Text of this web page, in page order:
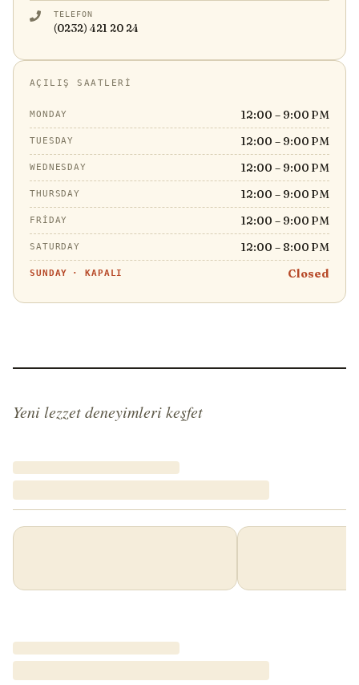
TELEFON
(0232) 421 20 24
AÇILIŞ SAATLERI
MONDAY 12:00 – 9:00 PM
TUESDAY 12:00 – 9:00 PM
WEDNESDAY 12:00 – 9:00 PM
THURSDAY 12:00 – 9:00 PM
FRIDAY 12:00 – 9:00 PM
SATURDAY 12:00 – 8:00 PM
SUNDAY ·KAPALI Closed
Yeni lezzet deneyimleri keşfet